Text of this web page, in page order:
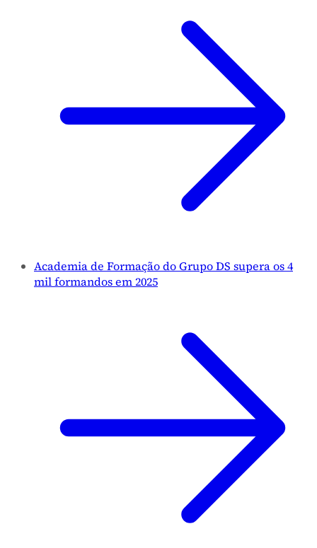
Academia de Formação do Grupo DS supera os 4
mil formandos em 2025